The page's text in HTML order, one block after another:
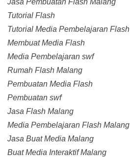
Jasa Pembuatan Flash Malang
Tutorial Flash
Tutorial Media Pembelajaran Flash
Membuat Media Flash
Media Pembelajaran swf
Rumah Flash Malang
Pembuatan Media Flash
Pembuatan swf
Jasa Flash Malang
Media Pembelajaran Flash Malang
Jasa Buat Media Malang
Buat Media Interaktif Malang